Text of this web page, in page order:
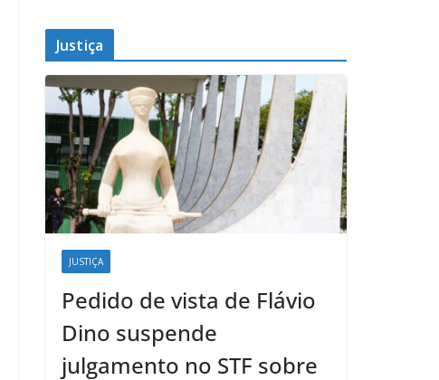
Justiça
JUSTIÇA
Pedido de vista de Flávio
Dino suspende
julgamento no STF sobre